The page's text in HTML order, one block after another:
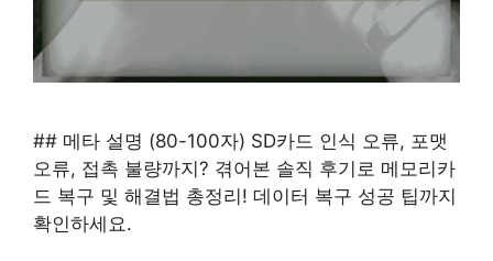
## 메타 설명 (80-100자) SD카드 인식 오류, 포맷
오류, 접촉 불량까지? 겪어본 솔직 후기로 메모리카
드 복구 및 해결법 총정리! 데이터 복구 성공 팁까지
확인하세요.